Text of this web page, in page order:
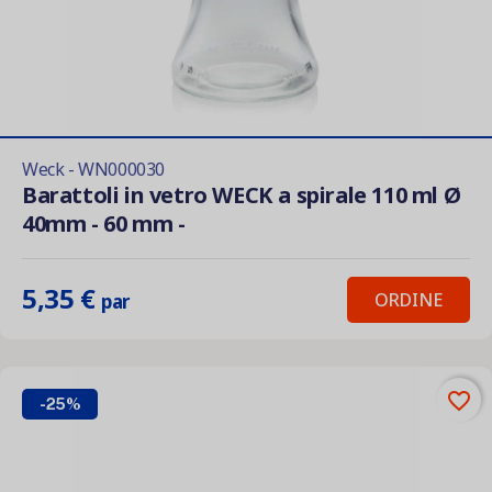
Weck - WN000030
Barattoli in vetro WECK a spirale 110 ml Ø
40mm - 60 mm -
5,35 € par ORDINE
-25% favorite_border